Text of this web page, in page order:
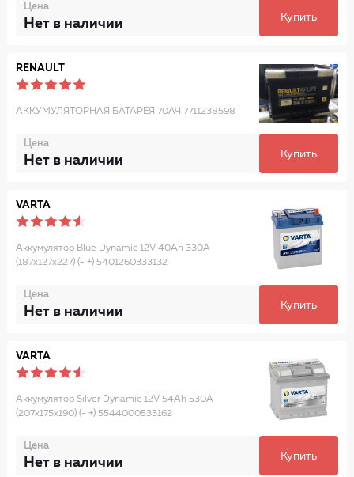
Цена
Нет в наличии Купить
RENAULT
АККУМУЛЯТОРНАЯ БАТАРЕЯ 70АЧ 7711238598
Цена
Нет в наличии Купить
VARTA
Аккумулятор Blue Dynamic 12V 40Ah 330A
(187x127x227) (- +) 5401260333132
Цена
Нет в наличии Купить
VARTA
Аккумулятор Silver Dynamic 12V 54Ah 530A
(207x175x190) (- +) 5544000533162
Цена
Нет в наличии Купить